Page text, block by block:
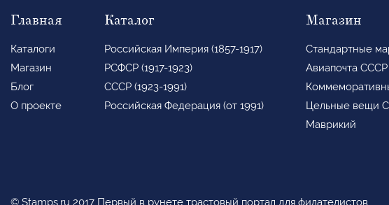
Главная
Каталоги
Магазин
Блог
О проекте
Каталог
Российская Империя (1857-1917)
РСФСР (1917-1923)
СССР (1923-1991)
Российская Федерация (от 1991)
Магазин
Стандартные
Авиапочта СССР
Цельные вещи
Маврикий
© Stamps.ru 2017 Первый в рунете трастовый портал для филателистов